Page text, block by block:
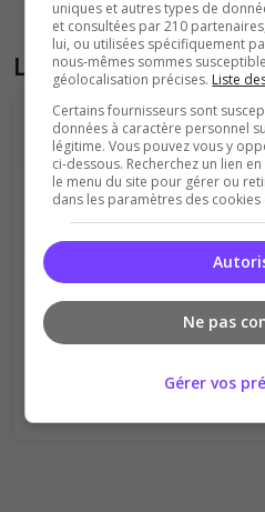
Liste des avis du
Il n'y a pas encore
uniques et autres types de
et consultées par 210
lui, ou utilisées spécifiquement
nous-mêmes sommes
géolocalisation précises. Liste
Certains fournisseurs sont
données à caractère personnel
légitime. Vous pouvez vous y
ci-dessous. Recherchez un lien
le menu du site pour gérer ou
dans les paramètres des
Ne pas
Gérer vos